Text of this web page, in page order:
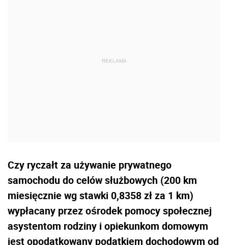
Czy ryczałt za używanie prywatnego
samochodu do celów służbowych (200 km
miesięcznie wg stawki 0,8358 zł za 1 km)
wypłacany przez ośrodek pomocy społecznej
asystentom rodziny i opiekunkom domowym
jest opodatkowany podatkiem dochodowym od